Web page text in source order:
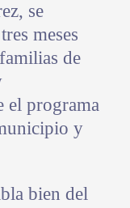
se
meses
de
el programa
y
bien del